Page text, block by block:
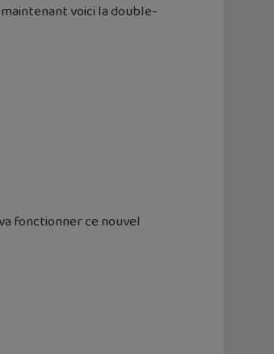
voici la double-
fonctionner ce nouvel